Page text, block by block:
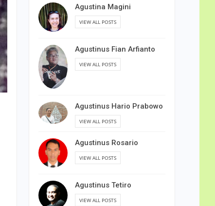
Agustina Magini
VIEW ALL POSTS
Agustinus Fian Arfianto
VIEW ALL POSTS
Agustinus Hario Prabowo
VIEW ALL POSTS
Agustinus Rosario
VIEW ALL POSTS
Agustinus Tetiro
VIEW ALL POSTS